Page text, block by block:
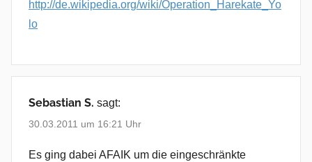
http://de.wikipedia.org/wiki/Operation_Harekate_Yo
lo
Sebastian S. sagt:
30.03.2011 um 16:21 Uhr
Es ging dabei AFAIK um die eingeschränkte